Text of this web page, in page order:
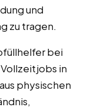
und
zu tragen.
bei
in
physischen